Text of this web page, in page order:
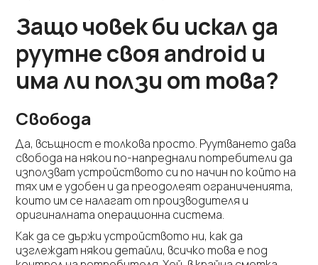
Защо човек би искал да
руутне своя android и
има ли ползи от това?
Свобода
Да, всъщност е толкова просто. Руутването дава
свобода на някои по-напреднали потребители да
използват устройството си по начин по който на
тях им е удобен и да преодолеят ограниченията,
които им се налагат от производителя и
оригиналната операционна система.
Как да се държи устройството ни, как да
изглеждат някои детайли, всичко това е под